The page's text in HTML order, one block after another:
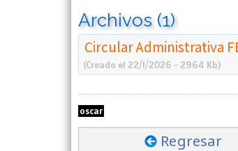
Archivos (1)
Circular Administrativa
(Creado el 22/1/2026 - 2964 Kb)
oscar
Regresar